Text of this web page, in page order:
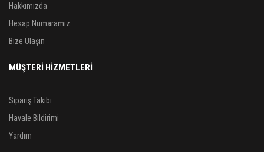
Hakkımızda
Hesap Numaramız
Bize Ulaşın
MÜŞTERİ HİZMETLERİ
Sipariş Takibi
Havale Bildirimi
Yardım